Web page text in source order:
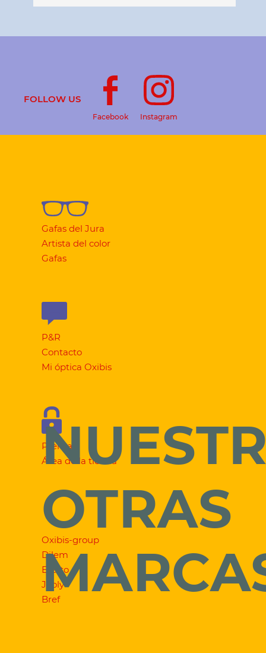
FOLLOW US
Facebook Instagram
Gafas del Jura
Artista del color
Gafas
P&R
Contacto
Mi óptica Oxibis
Prensa
Área de la tienda
OTRAS
Oxibis-group
Dilem
Exalto
Jooly
Bref